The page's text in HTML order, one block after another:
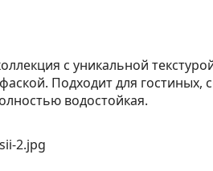
с уникальной
Подходит для гостиных,
водостойкая.